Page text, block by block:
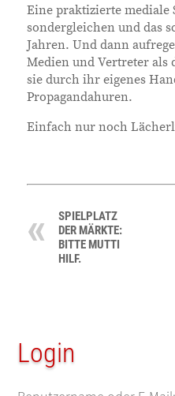
Eine praktizierte mediale
sondergleichen und das
Jahren. Und dann
Medien und Vertreter als
sie durch ihr eigenes
Propagandahuren.
Einfach nur noch
SPIELPLATZ
DER MÄRKTE:
BITTE MUTTI
HILF.
Login